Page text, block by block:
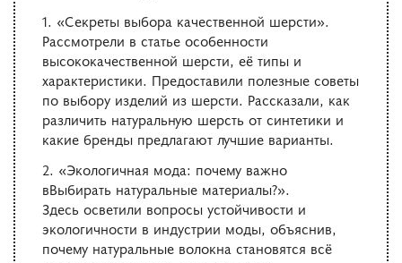
1. «Секреты выбора качественной шерсти».
Рассмотрели в статье особенности
высококачественной шерсти, её типы и
характеристики. Предоставили полезные советы
по выбору изделий из шерсти. Рассказали, как
различить натуральную шерсть от синтетики и
какие бренды предлагают лучшие варианты.
2. «Экологичная мода: почему важно
вВыбирать натуральные материалы?».
Здесь осветили вопросы устойчивости и
экологичности в индустрии моды, объяснив,
почему натуральные волокна становятся всё